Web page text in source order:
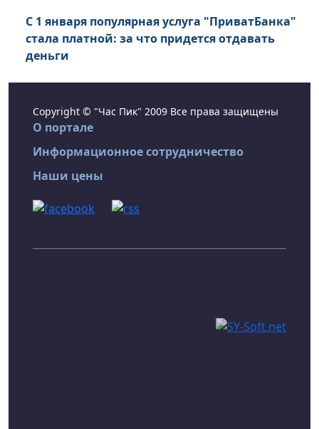
С 1 января популярная услуга "ПриватБанка"
стала платной: за что придется отдавать
деньги
Copyright © "Час Пик" 2009 Все права защищены
О портале
Информационное сотрудничество
Наши цены